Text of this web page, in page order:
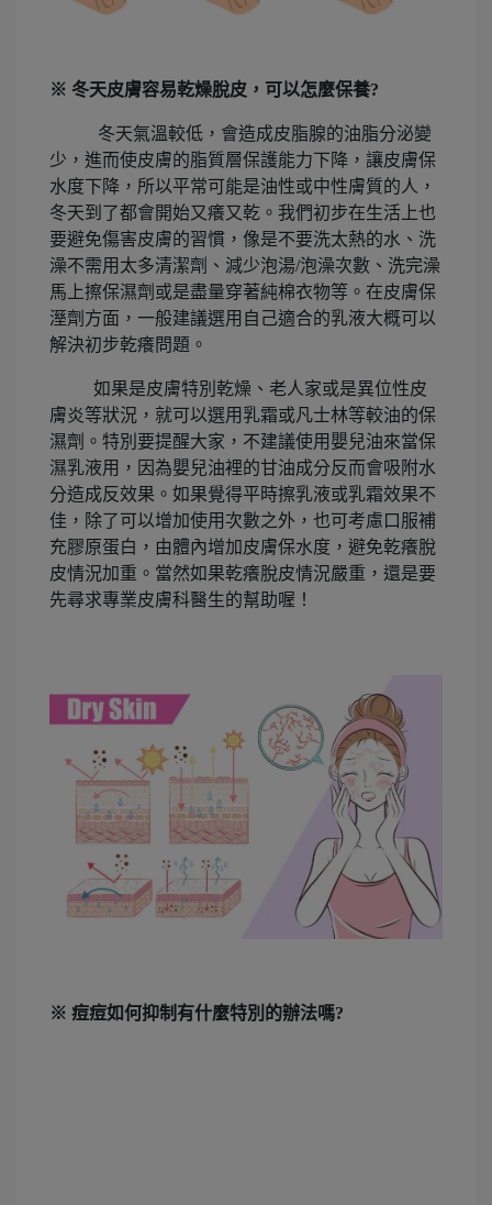
※ 冬天皮膚容易乾燥脫皮，可以怎麼保養?
冬天氣溫較低，會造成皮脂腺的油脂分泌變
少，進而使皮膚的脂質層保護能力下降，讓皮膚保
水度下降，所以平常可能是油性或中性膚質的人，
冬天到了都會開始又癢又乾。我們初步在生活上也
要避免傷害皮膚的習慣，像是不要洗太熱的水、洗
澡不需用太多清潔劑、減少泡湯/泡澡次數、洗完澡
馬上擦保濕劑或是盡量穿著純棉衣物等。在皮膚保
溼劑方面，一般建議選用自己適合的乳液大概可以
解決初步乾癢問題。
如果是皮膚特別乾燥、老人家或是異位性皮
膚炎等狀況，就可以選用乳霜或凡士林等較油的保
濕劑。特別要提醒大家，不建議使用嬰兒油來當保
濕乳液用，因為嬰兒油裡的甘油成分反而會吸附水
分造成反效果。如果覺得平時擦乳液或乳霜效果不
佳，除了可以增加使用次數之外，也可考慮口服補
充膠原蛋白，由體內增加皮膚保水度，避免乾癢脫
皮情況加重。當然如果乾癢脫皮情況嚴重，還是要
先尋求專業皮膚科醫生的幫助喔！
※ 痘痘如何抑制有什麼特別的辦法嗎?